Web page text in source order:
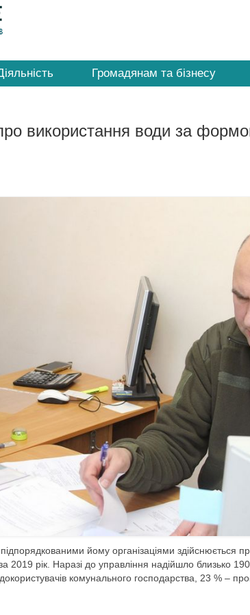
Громадянам та бізнесу
про використання води за
йому організаціями здійснюється
рік. Наразі до управління надійшло близько 190
комунального господарства, 23 % –